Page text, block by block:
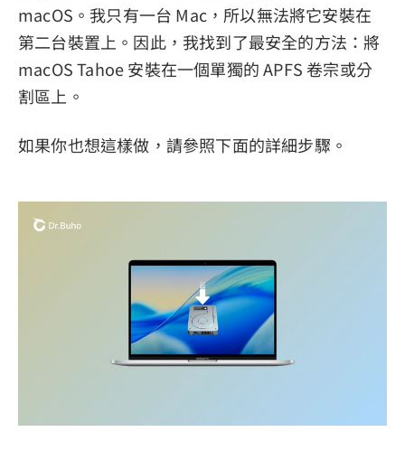
macOS。我只有一台 Mac，所以無法將它安裝在
第二台裝置上。因此，我找到了最安全的方法：將
macOS Tahoe 安裝在一個單獨的 APFS 卷宗或分
割區上。
如果你也想這樣做，請參照下面的詳細步驟。